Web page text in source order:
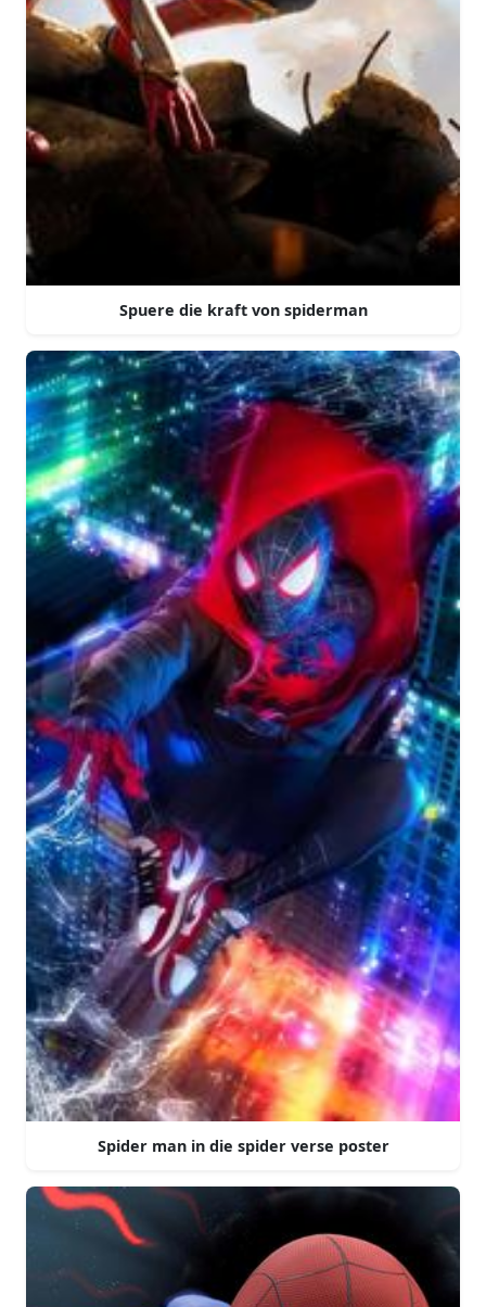
Spuere die kraft von spiderman
Spider man in die spider verse poster